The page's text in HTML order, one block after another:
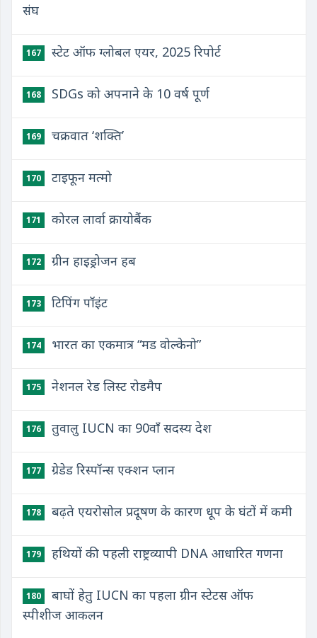
संघ
167 स्टेट ऑफ ग्लोबल एयर, 2025 रिपोर्ट
168 SDGs को अपनाने के 10 वर्ष पूर्ण
169 चक्रवात ‘शक्ति’
170 टाइफून मत्मो
171 कोरल लार्वा क्रायोबैंक
172 ग्रीन हाइड्रोजन हब
173 टिपिंग पॉइंट
174 भारत का एकमात्र “मड वोल्केनो”
175 नेशनल रेड लिस्ट रोडमैप
176 तुवालु IUCN का 90वाँ सदस्य देश
177 ग्रेडेड रिस्पॉन्स एक्शन प्लान
178 बढ़ते एयरोसोल प्रदूषण के कारण धूप के घंटों में कमी
179 हथियों की पहली राष्ट्रव्यापी DNA आधारित गणना
180
बाघों हेतु IUCN का पहला ग्रीन स्टेटस ऑफ
स्पीशीज आकलन